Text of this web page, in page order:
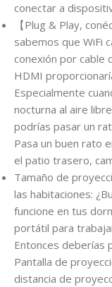
conectar a
【Plug & Play,
sabemos que WiFi
conexión por cable
HDMI
Especialmente
nocturna al aire
podrías pasar un
Pasa un buen rato
el patio trasero,
Tamaño de
las habitaciones:
funcione en tus
portátil para
Entonces deberías
Pantalla de
distancia de